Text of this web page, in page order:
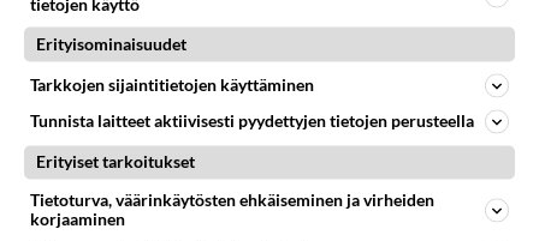
sivuilta.
Äänestä
tietojen käyttö
Erityisominaisuudet
Tarkkojen sijaintitietojen käyttäminen
Tunnista laitteet aktiivisesti pyydettyjen tietojen perusteella
Erityiset tarkoitukset
Tietoturva, väärinkäytösten ehkäiseminen ja virheiden
korjaaminen